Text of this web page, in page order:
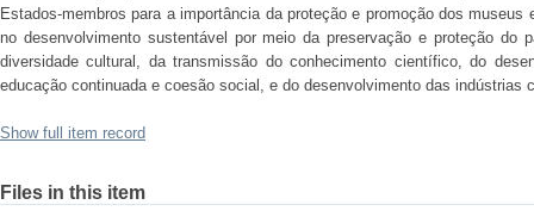
Estados-membros para a importância da proteção e promoção dos
no desenvolvimento sustentável por meio da preservação e proteção do
diversidade cultural, da transmissão do conhecimento científico, do
educação continuada e coesão social, e do desenvolvimento das indústrias
Show full item record
Files in this item